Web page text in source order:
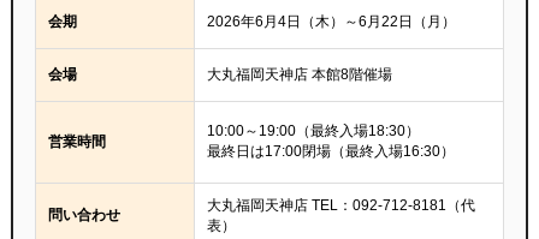
会期 2026年6月4日（木）～6月22日（月）
会場 大丸福岡天神店 本館8階催場
営業時間
10:00～19:00（最終入場18:30）
最終日は17:00閉場（最終入場16:30）
問い合わせ
大丸福岡天神店 TEL：092-712-8181（代
表）